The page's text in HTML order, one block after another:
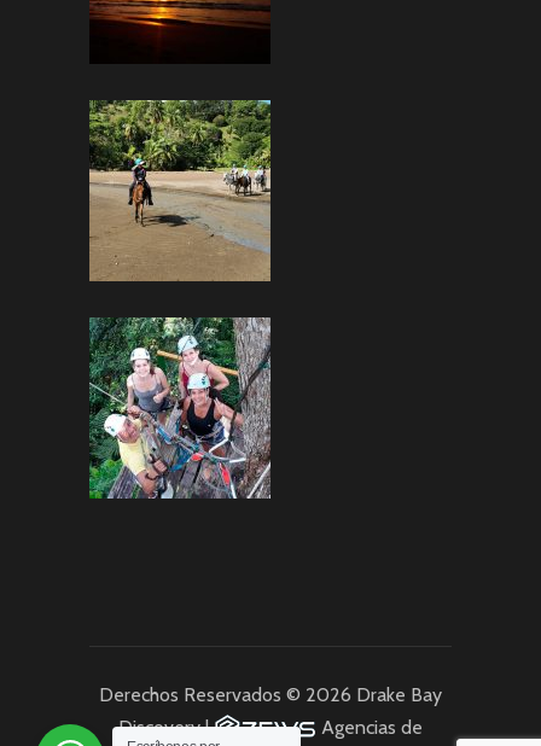
Derechos Reservados © 2026 Drake Bay
Discovery |
Agencias de